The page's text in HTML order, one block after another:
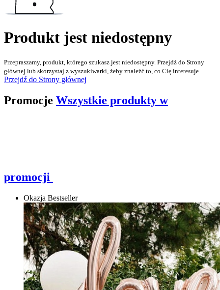
Produkt jest niedostępny
Przepraszamy, produkt, którego szukasz jest niedostępny. Przejdź do Strony
głównej lub skorzystaj z wyszukiwarki, żeby znaleźć to, co Cię interesuje.
Przejdź do Strony głównej
Promocje Wszystkie produkty w
promocji
Okazja Bestseller